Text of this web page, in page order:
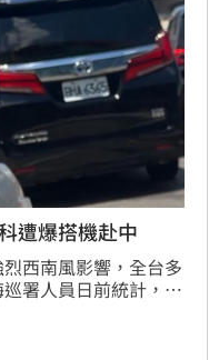
遭爆搭機赴中
西南風影響，全台多
署人員日前統計，這
文科3日早上10時45